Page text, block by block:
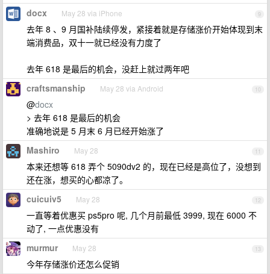
9
docx May 28 via iPhone
去年 8 、9 月国补陆续停发，紧接着就是存储涨价开始体现到末
端消费品，双十一就已经没有力度了
去年 618 是最后的机会，没赶上就过两年吧
10
craftsmanship May 28 via Android
@docx
> 去年 618 是最后的机会
准确地说是 5 月末 6 月已经开始涨了
11
Mashiro May 28
本来还想等 618 弄个 5090dv2 的，现在已经是高位了，没想到
还在涨，想买的心都凉了。
12
cuicuiv5 May 28
一直等着优惠买 ps5pro 呢, 几个月前最低 3999, 现在 6000 不
动了, 一点优惠没有
13
murmur May 28
今年存储涨价还怎么促销